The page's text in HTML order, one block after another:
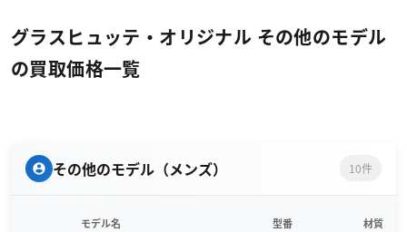
グラスヒュッテ・オリジナル その他のモデル
の買取価格一覧
その他のモデル（メンズ） 10件
モデル名 型番 材質